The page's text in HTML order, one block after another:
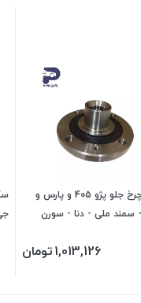
توپی چرخ جلو پژو 405 و پارس و
سمند ملی - دنا - سورن
1,013,126تومان